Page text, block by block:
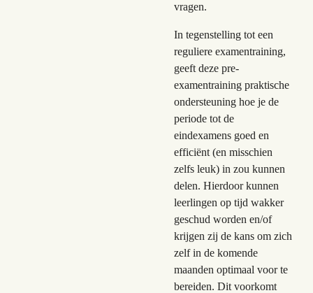
vragen.
In tegenstelling tot een
reguliere examentraining,
geeft deze pre-
examentraining praktische
ondersteuning hoe je de
periode tot de
eindexamens goed en
efficiënt (en misschien
zelfs leuk) in zou kunnen
delen. Hierdoor kunnen
leerlingen op tijd wakker
geschud worden en/of
krijgen zij de kans om zich
zelf in de komende
maanden optimaal voor te
bereiden. Dit voorkomt